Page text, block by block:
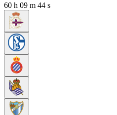
60 h 09 m 42 s